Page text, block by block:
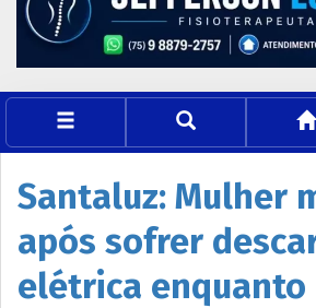
Santaluz: Mulher
após sofrer
elétrica enquanto